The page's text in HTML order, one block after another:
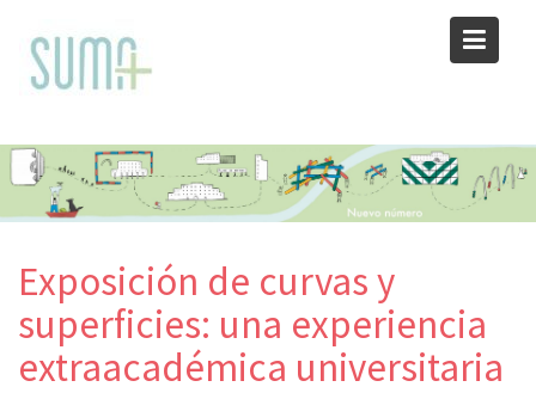
content
Exposición de curvas y
superficies: una experiencia
extraacadémica universitaria